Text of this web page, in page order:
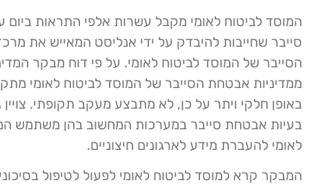
המוסד לביטוח לאומי מקבל עשרות אלפי התראות ביום
סייבר שחייבות להיבדק על ידי אנליסט המאייש את
ממדיניות אבטחת הסייבר של המוסד לביטוח לאומי
באופן חלקי ויתר על כן, לא מתבצע מעקב תקופתי. צויין
בעיות אבטחת סייבר במערכות המחשוב בהן משתמש
לאומי להעברת מידע לארגונים חיצוניים.
המבקר קרא למוסד לביטוח לאומי לפעול לטיפול